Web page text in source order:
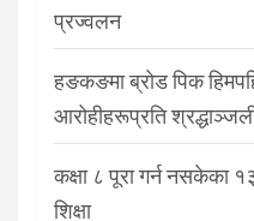
प्रज्वलन
हङकङमा ब्रोड पिक
आरोहीहरूप्रति
कक्षा ८ पूरा गर्न नसकेका
शिक्षा